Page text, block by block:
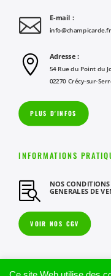
 E-mail :
info@champicarde.fr
 Adresse :
54 Rue du Point du
02270 Crécy-sur-
PLUS D'INFOS
INFORMATIONS
 NOS CONDITIONS
GENERALES DE
VOIR NOS CGV